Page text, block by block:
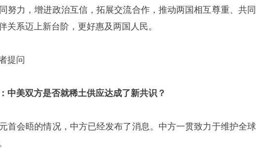
努力，增进政治互信，拓展交流合作，推动两国相互尊重、共同
关系迈上新台阶，更好惠及两国人民。
提问
中美双方是否就稀土供应达成了新共识？
首会晤的情况，中方已经发布了消息。中方一贯致力于维护全球